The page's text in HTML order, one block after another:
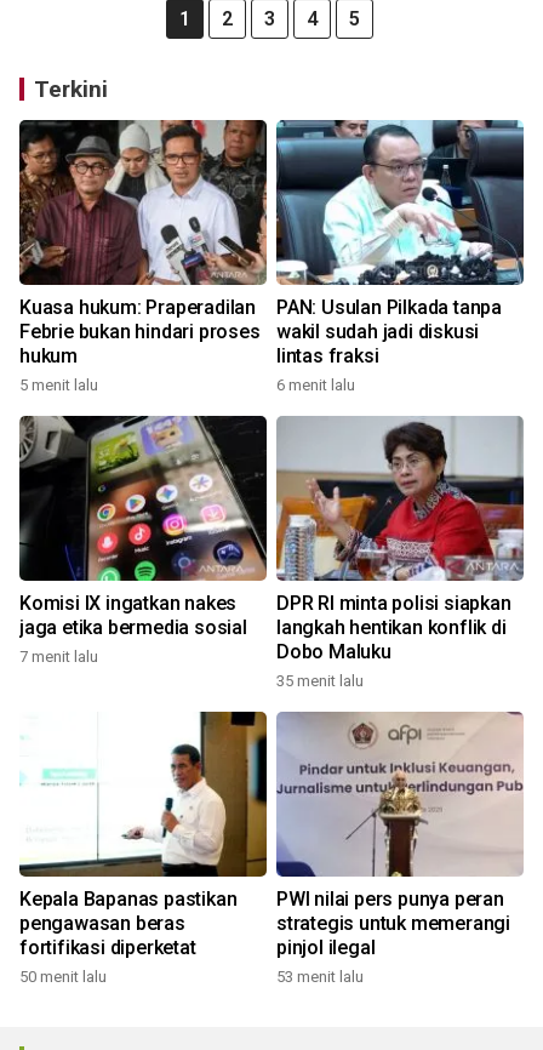
1 2 3 4 5
Terkini
Kuasa hukum: Praperadilan
Febrie bukan hindari proses
hukum
5 menit lalu
PAN: Usulan Pilkada tanpa
wakil sudah jadi diskusi
lintas fraksi
6 menit lalu
Komisi IX ingatkan nakes
jaga etika bermedia sosial
7 menit lalu
DPR RI minta polisi siapkan
langkah hentikan konflik di
Dobo Maluku
35 menit lalu
Kepala Bapanas pastikan
pengawasan beras
fortifikasi diperketat
50 menit lalu
PWI nilai pers punya peran
strategis untuk memerangi
pinjol ilegal
53 menit lalu